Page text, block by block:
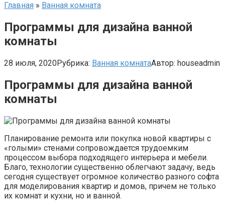
Главная » Ванная комната
Программы для дизайна ванной
комнаты
28 июля, 2020Рубрика: Ванная комнатаАвтор: houseadmin
Программы для дизайна ванной
комнаты
Планирование ремонта или покупка новой квартиры с
«голыми» стенами сопровождается трудоемким
процессом выбора подходящего интерьера и мебели.
Благо, технологии существенно облегчают задачу, ведь
сегодня существует огромное количество разного софта
для моделирования квартир и домов, причем не только
их комнат и кухни, но и ванной.